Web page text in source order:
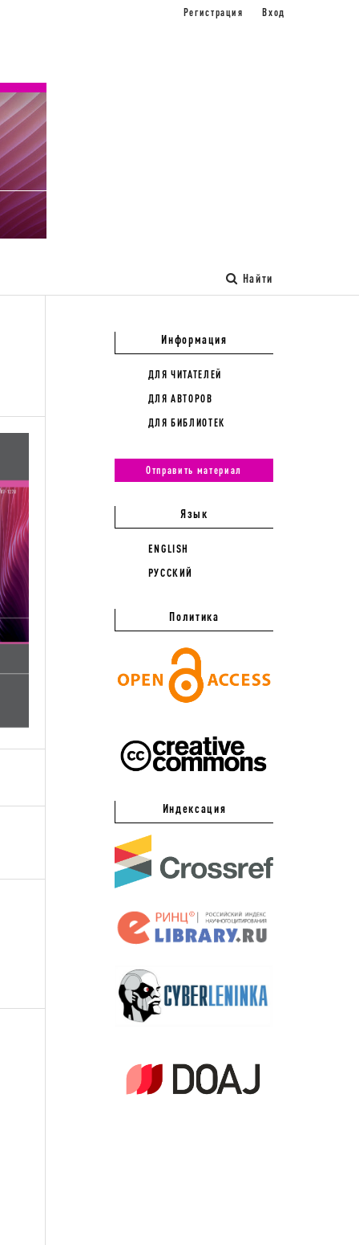
Найти
Регистрация Вход
Информация
ДЛЯ ЧИТАТЕЛЕЙ
ДЛЯ АВТОРОВ
ДЛЯ БИБЛИОТЕК
Отправить материал
Язык
ENGLISH
РУССКИЙ
Политика
Индексация